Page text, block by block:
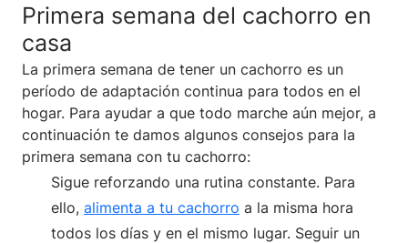
Primera semana del cachorro en
casa
La primera semana de tener un cachorro es un
período de adaptación continua para todos en el
hogar. Para ayudar a que todo marche aún mejor, a
continuación te damos algunos consejos para la
primera semana con tu cachorro:
Sigue reforzando una rutina constante. Para
ello, alimenta a tu cachorro a la misma hora
todos los días y en el mismo lugar. Seguir un